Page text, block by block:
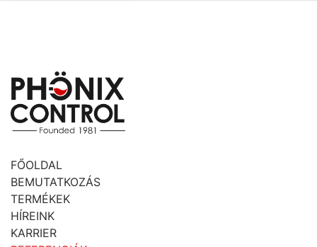
FŐOLDAL
BEMUTATKOZÁS
TERMÉKEK
HÍREINK
KARRIER